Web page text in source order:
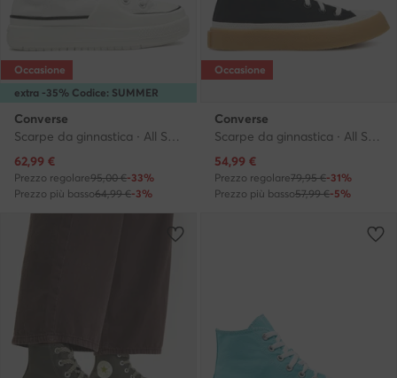
extra -35% Codice: SUMMER
Occasione
Converse
Prezzo attuale
62,99 €
Prezzo regolare95,00 €-33%
Prezzo più basso64,99 €-3%
Occasione
Converse
Prezzo attuale
54,99 €
Prezzo regolare79,95 €-31%
Prezzo più basso57,99 €-5%